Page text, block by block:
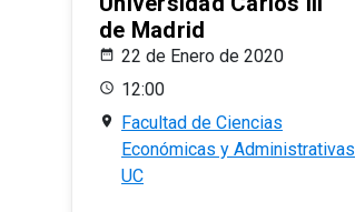
de Madrid
22 de Enero de 2020
12:00
Facultad de Ciencias
Económicas y Administrativas
UC